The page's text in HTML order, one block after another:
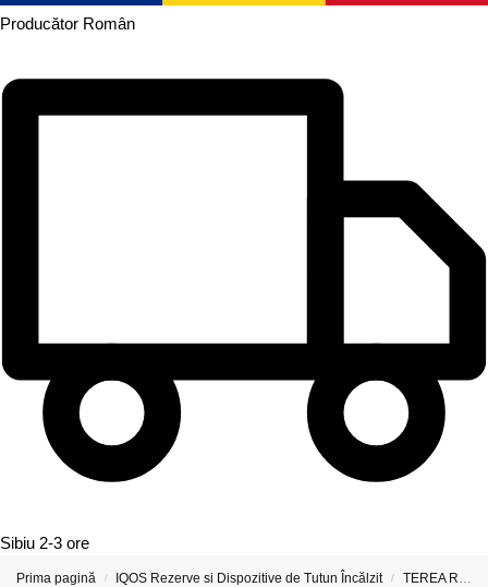
Producător Român
Sibiu 2-3 ore
Prima pagină / IQOS Rezerve si Dispozitive de Tutun Încălzit / TEREA Rezerve si Stickuri pentru IQOS ILUMA